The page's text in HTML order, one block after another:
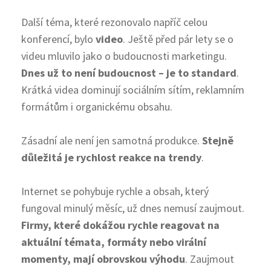
Další téma, které rezonovalo napříč celou
konferencí, bylo video. Ještě před pár lety se o
videu mluvilo jako o budoucnosti marketingu.
Dnes už to není budoucnost – je to standard.
Krátká videa dominují sociálním sítím, reklamním
formátům i organickému obsahu.
Zásadní ale není jen samotná produkce. Stejně
důležitá je rychlost reakce na trendy.
Internet se pohybuje rychle a obsah, který
fungoval minulý měsíc, už dnes nemusí zaujmout.
Firmy, které dokážou rychle reagovat na
aktuální témata, formáty nebo virální
momenty, mají obrovskou výhodu. Zaujmout